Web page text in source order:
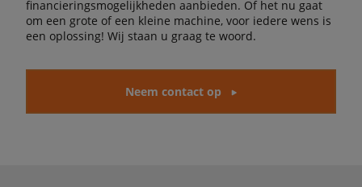
financieringsmogelijkheden aanbieden. Of het nu gaat
om een grote of een kleine machine, voor iedere wens is
een oplossing! Wij staan u graag te woord.
Neem contact op